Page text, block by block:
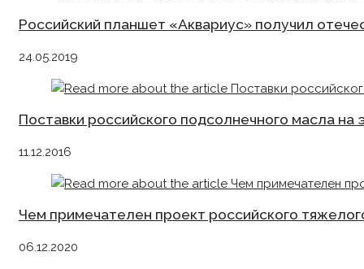
Российский планшет «Аквариус» получил
24.05.2019
Поставки российского подсолнечного масла
11.12.2016
Чем примечателен проект российского
06.12.2020